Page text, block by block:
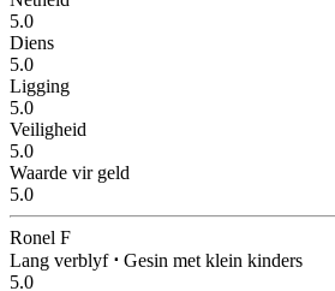
5.0
Diens
5.0
Ligging
5.0
Veiligheid
5.0
Waarde vir geld
5.0
Ronel F
Lang verblyf ⋅ Gesin met klein kinders
5.0